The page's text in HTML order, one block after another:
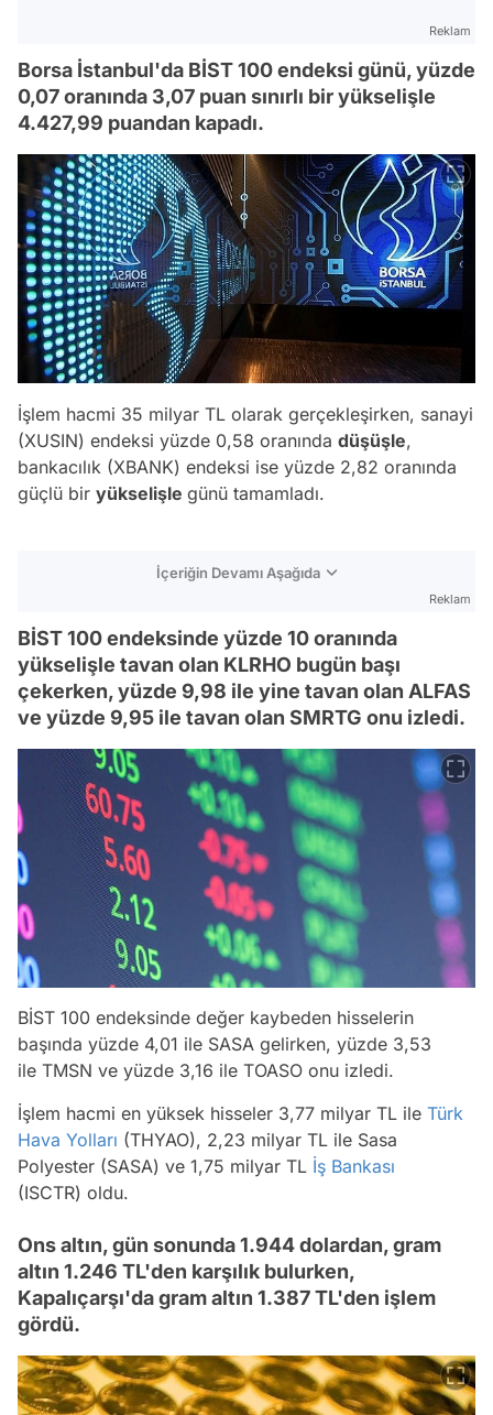
Reklam
Borsa İstanbul'da BİST 100 endeksi günü, yüzde
0,07 oranında 3,07 puan sınırlı bir yükselişle
4.427,99 puandan kapadı.
İşlem hacmi 35 milyar TL olarak gerçekleşirken, sanayi
(XUSIN) endeksi yüzde 0,58 oranında düşüşle,
bankacılık (XBANK) endeksi ise yüzde 2,82 oranında
güçlü bir yükselişle günü tamamladı.
İçeriğin Devamı Aşağıda
Reklam
BİST 100 endeksinde yüzde 10 oranında
yükselişle tavan olan KLRHO bugün başı
çekerken, yüzde 9,98 ile yine tavan olan ALFAS
ve yüzde 9,95 ile tavan olan SMRTG onu izledi.
BİST 100 endeksinde değer kaybeden hisselerin
başında yüzde 4,01 ile SASA gelirken, yüzde 3,53
ile TMSN ve yüzde 3,16 ile TOASO onu izledi.
İşlem hacmi en yüksek hisseler 3,77 milyar TL ile Türk
Hava Yolları (THYAO), 2,23 milyar TL ile Sasa
Polyester (SASA) ve 1,75 milyar TL İş Bankası
(ISCTR) oldu.
Ons altın, gün sonunda 1.944 dolardan, gram
altın 1.246 TL'den karşılık bulurken,
Kapalıçarşı'da gram altın 1.387 TL'den işlem
gördü.